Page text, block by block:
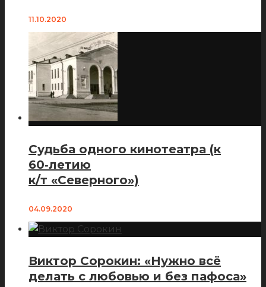
11.10.2020
Судьба одного кинотеатра (к
60‑летию
к/т «Северного»)
04.09.2020
Виктор Сорокин: «Нужно всё
делать с любовью и без пафоса»